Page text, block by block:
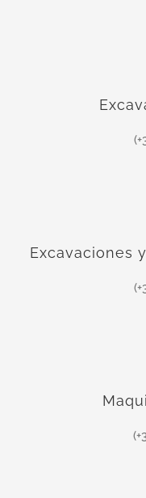
Excavaciones